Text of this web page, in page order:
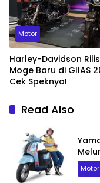
Motor
Harley-Davidson
Moge Baru di GIIAS
Cek Speknya!
Read Also
Motor